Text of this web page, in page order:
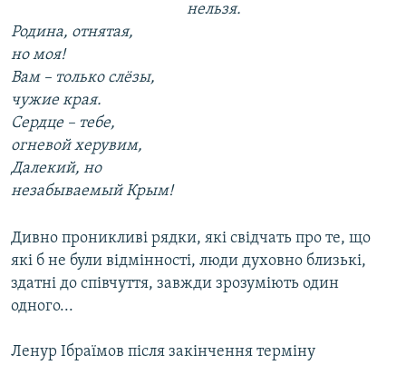
нельзя.
Родина, отнятая,
но моя!
Вам – только слёзы,
чужие края.
Сердце – тебе,
огневой херувим,
Далекий, но
незабываемый Крым!
Дивно проникливі рядки, які свідчать про те, що
які б не були відмінності, люди духовно близькі,
здатні до співчуття, завжди зрозуміють один
одного...
Ленур Ібраїмов після закінчення терміну